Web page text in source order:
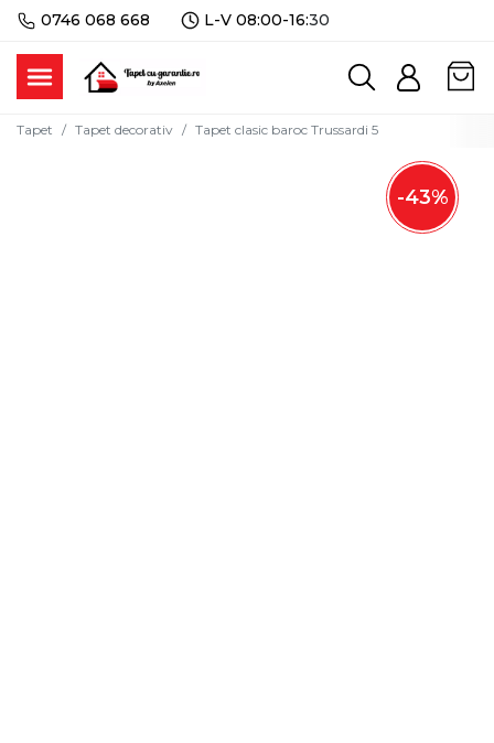
0746 068 668 L-V 08:00-16:30
Tapet Tapet decorativ Tapet clasic baroc Trussardi 5
-43%